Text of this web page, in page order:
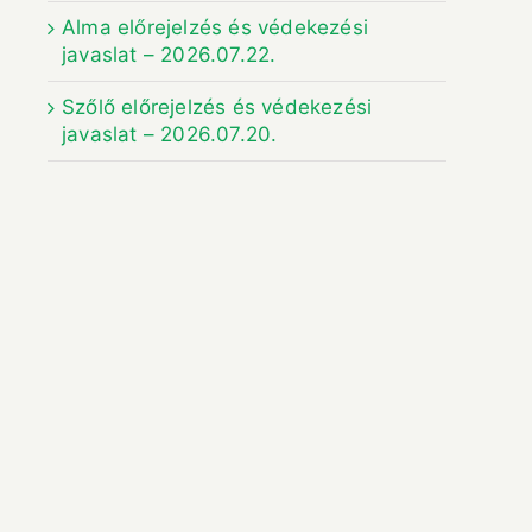
Alma előrejelzés és védekezési
javaslat – 2026.07.22.
Szőlő előrejelzés és védekezési
javaslat – 2026.07.20.